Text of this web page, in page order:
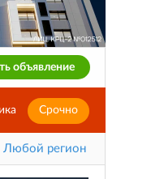
объявление
Срочно
Любой регион